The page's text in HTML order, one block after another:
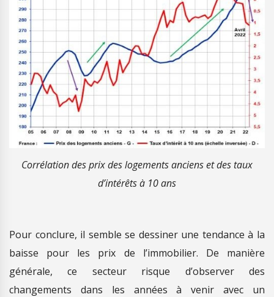
Corrélation des prix des logements anciens et des taux
d’intérêts à 10 ans
Pour conclure, il semble se dessiner une tendance à la
baisse pour les prix de l’immobilier. De manière
générale, ce secteur risque d’observer des
changements dans les années à venir avec un